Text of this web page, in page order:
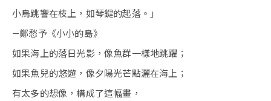
小鳥跳響在枝上，如琴鍵的起落。」
—鄭愁予《小小的島》
如果海上的落日光影，像魚群一樣地跳躍；
如果魚兒的悠遊，像夕陽光芒點灑在海上；
有太多的想像，構成了這幅畫，